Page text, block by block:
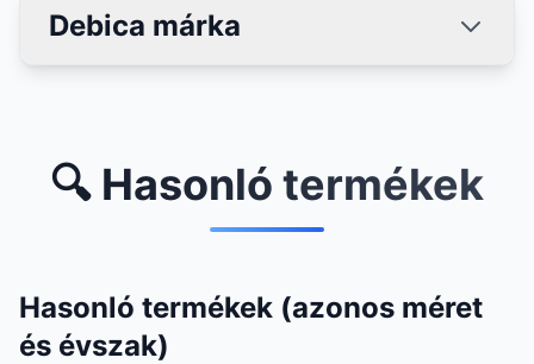
Debica márka
🔍 Hasonló termékek
Hasonló termékek (azonos méret
és évszak)